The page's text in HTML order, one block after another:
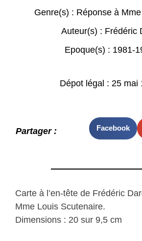
Genre(s) : Réponse à
Auteur(s) : Frédéric
Epoque(s) : 1981-
Dépot légal : 25 mai
Partager : Facebook
Carte à l’en-tête de Frédéric
Mme Louis Scutenaire.
Dimensions : 20 sur 9,5 cm